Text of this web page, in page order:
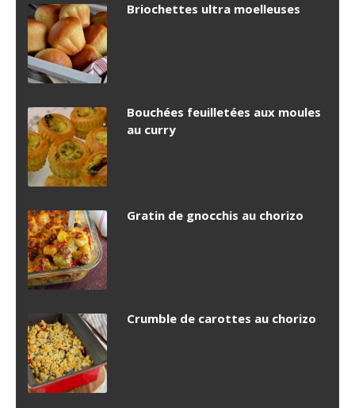
Briochettes ultra moelleuses
Bouchées feuilletées aux moules
au curry
Gratin de gnocchis au chorizo
Crumble de carottes au chorizo